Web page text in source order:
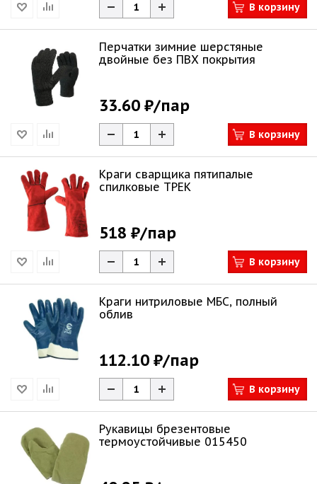
В корзину
Перчатки зимние шерстяные
двойные без ПВХ покрытия
33.60 ₽/пар
В корзину
Краги сварщика пятипалые
спилковые ТРЕК
518 ₽/пар
В корзину
Краги нитриловые МБС, полный
облив
112.10 ₽/пар
В корзину
Рукавицы брезентовые
термоустойчивые 015450